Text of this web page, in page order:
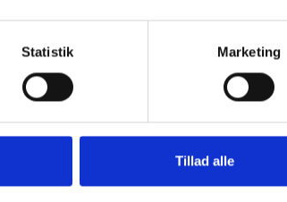
Statistik Marketing
Tillad alle
129,00 DKK
(inkl. moms)